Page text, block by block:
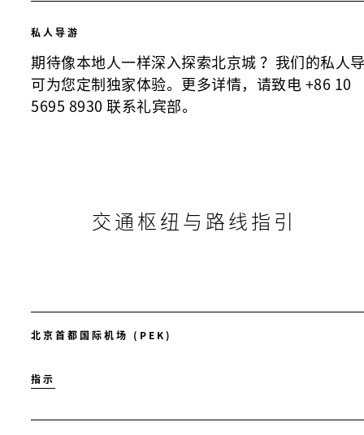
私人导游
期待像本地人一样深入探索北京城 ？我们的私人
可为您定制独家体验。更多详情，请致电 +86 10
5695 8930 联系礼宾部。
交通枢纽与路线指引
北京首都国际机场 (PEK)
指示